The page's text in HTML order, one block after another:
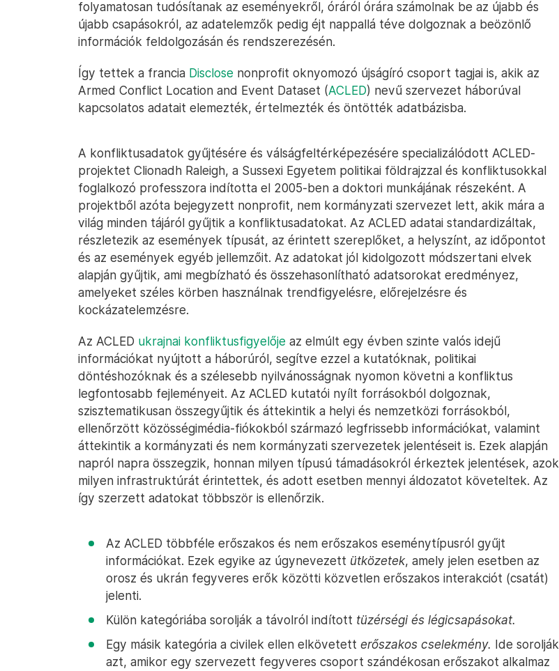
folyamatosan tudósítanak az eseményekről, óráról órára számolnak be az újabb és
újabb csapásokról, az adatelemzők pedig éjt nappallá téve dolgoznak a beözönlő
információk feldolgozásán és rendszerezésén.
Így tettek a francia Disclose nonprofit oknyomozó újságíró csoport tagjai is, akik az
Armed Conflict Location and Event Dataset (ACLED) nevű szervezet háborúval
kapcsolatos adatait elemezték, értelmezték és öntötték adatbázisba.
A konfliktusadatok gyűjtésére és válságfeltérképezésére specializálódott ACLED-
projektet Clionadh Raleigh, a Sussexi Egyetem politikai földrajzzal és konfliktusokkal
foglalkozó professzora indította el 2005-ben a doktori munkájának részeként. A
projektből azóta bejegyzett nonprofit, nem kormányzati szervezet lett, akik mára a
világ minden tájáról gyűjtik a konfliktusadatokat. Az ACLED adatai standardizáltak,
részletezik az események típusát, az érintett szereplőket, a helyszínt, az időpontot
és az események egyéb jellemzőit. Az adatokat jól kidolgozott módszertani elvek
alapján gyűjtik, ami megbízható és összehasonlítható adatsorokat eredményez,
amelyeket széles körben használnak trendfigyelésre, előrejelzésre és
kockázatelemzésre.
Az ACLED ukrajnai konfliktusfigyelője az elmúlt egy évben szinte valós idejű
információkat nyújtott a háborúról, segítve ezzel a kutatóknak, politikai
döntéshozóknak és a szélesebb nyilvánosságnak nyomon követni a konfliktus
legfontosabb fejleményeit. Az ACLED kutatói nyílt forrásokból dolgoznak,
szisztematikusan összegyűjtik és áttekintik a helyi és nemzetközi forrásokból,
ellenőrzött közösségimédia-fiókokból származó legfrissebb információkat, valamint
áttekintik a kormányzati és nem kormányzati szervezetek jelentéseit is. Ezek alapján
napról napra összegzik, honnan milyen típusú támadásokról érkeztek jelentések, azok
milyen infrastruktúrát érintettek, és adott esetben mennyi áldozatot követeltek. Az
így szerzett adatokat többször is ellenőrzik.
Az ACLED többféle erőszakos és nem erőszakos eseménytípusról gyűjt
információkat. Ezek egyike az úgynevezett ütközetek, amely jelen esetben az
orosz és ukrán fegyveres erők közötti közvetlen erőszakos interakciót (csatát)
jelenti.
Külön kategóriába sorolják a távolról indított tüzérségi és légicsapásokat.
Egy másik kategória a civilek ellen elkövetett erőszakos cselekmény. Ide sorolják
azt, amikor egy szervezett fegyveres csoport szándékosan erőszakot alkalmaz